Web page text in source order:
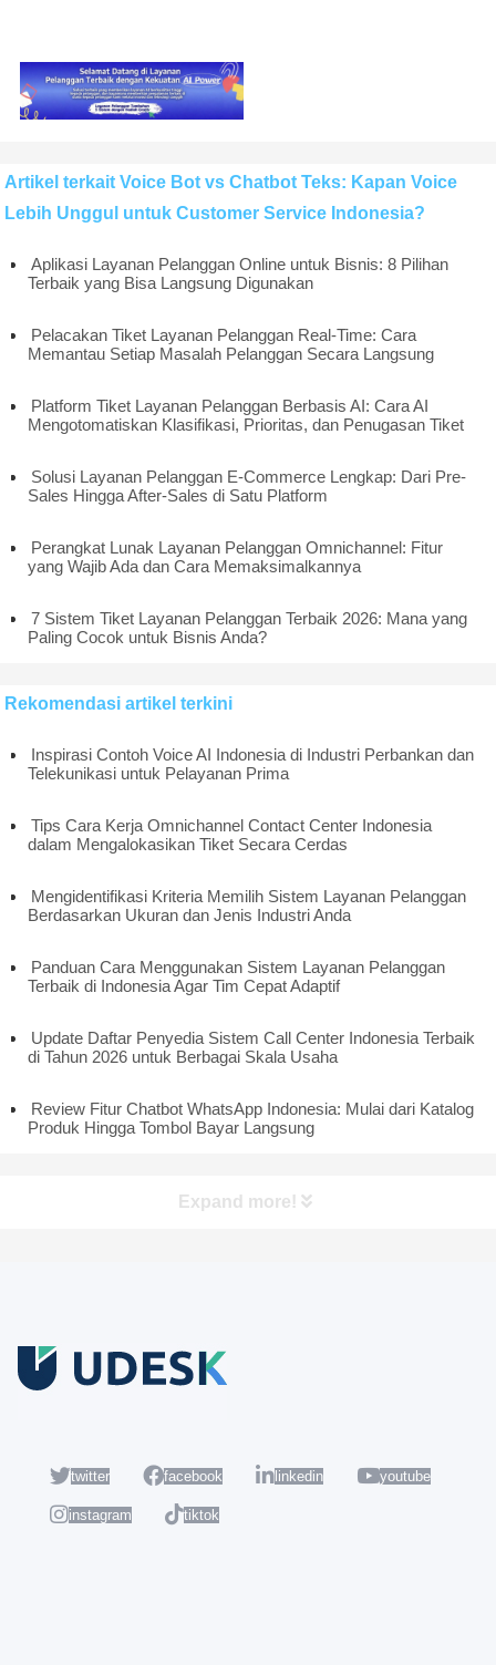
Artikel terkait Voice Bot vs Chatbot Teks: Kapan Voice
Lebih Unggul untuk Customer Service Indonesia?
Aplikasi Layanan Pelanggan Online untuk Bisnis: 8 Pilihan
Terbaik yang Bisa Langsung Digunakan
Pelacakan Tiket Layanan Pelanggan Real-Time: Cara
Memantau Setiap Masalah Pelanggan Secara Langsung
Platform Tiket Layanan Pelanggan Berbasis AI: Cara AI
Mengotomatiskan Klasifikasi, Prioritas, dan Penugasan Tiket
Solusi Layanan Pelanggan E-Commerce Lengkap: Dari Pre-
Sales Hingga After-Sales di Satu Platform
Perangkat Lunak Layanan Pelanggan Omnichannel: Fitur
yang Wajib Ada dan Cara Memaksimalkannya
7 Sistem Tiket Layanan Pelanggan Terbaik 2026: Mana yang
Paling Cocok untuk Bisnis Anda?
Rekomendasi artikel terkini
Inspirasi Contoh Voice AI Indonesia di Industri Perbankan dan
Telekunikasi untuk Pelayanan Prima
Tips Cara Kerja Omnichannel Contact Center Indonesia
dalam Mengalokasikan Tiket Secara Cerdas
Mengidentifikasi Kriteria Memilih Sistem Layanan Pelanggan
Berdasarkan Ukuran dan Jenis Industri Anda
Panduan Cara Menggunakan Sistem Layanan Pelanggan
Terbaik di Indonesia Agar Tim Cepat Adaptif
Update Daftar Penyedia Sistem Call Center Indonesia Terbaik
di Tahun 2026 untuk Berbagai Skala Usaha
Review Fitur Chatbot WhatsApp Indonesia: Mulai dari Katalog
Produk Hingga Tombol Bayar Langsung
Expand more!
twitter facebook linkedin youtube
instagram tiktok